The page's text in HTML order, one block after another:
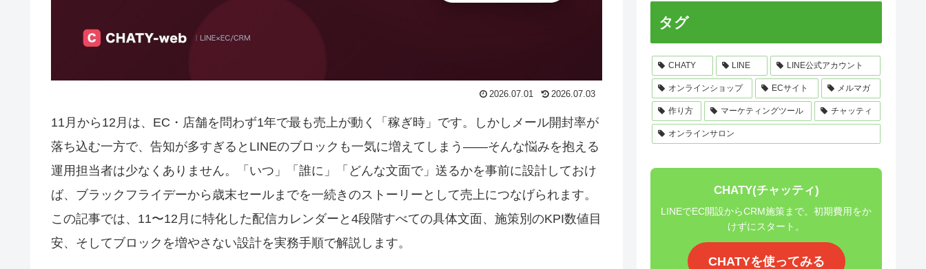
2026.07.01 2026.07.03
11月から12月は、EC・店舗を問わず1年で最も売上が動く「稼ぎ時」です。しかしメール開封率が
落ち込む一方で、告知が多すぎるとLINEのブロックも一気に増えてしまう——そんな悩みを抱える
運用担当者は少なくありません。「いつ」「誰に」「どんな文面で」送るかを事前に設計しておけ
ば、ブラックフライデーから歳末セールまでを一続きのストーリーとして売上につなげられます。
この記事では、11〜12月に特化した配信カレンダーと4段階すべての具体文面、施策別のKPI数値目
安、そしてブロックを増やさない設計を実務手順で解説します。
タグ
CHATY LINE LINE公式アカウント
オンラインショップ ECサイト メルマガ
作り方 マーケティングツール チャッティ
オンラインサロン
CHATY(チャッティ)
LINEでEC開設からCRM施策まで。初期費用をか
けずにスタート。
CHATYを使ってみる